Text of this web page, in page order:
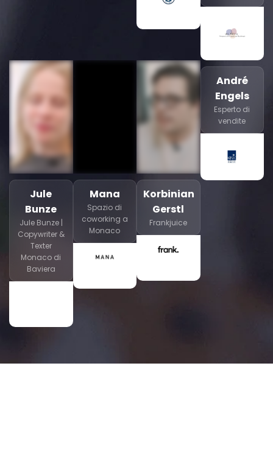
Jule
Bunze
Jule Bunze |
Copywriter &
Texter
Monaco di
Baviera
Mana
Spazio di
coworking a
Monaco
Korbinian
Gerstl
Frankjuice
André
Engels
Esperto di
vendite